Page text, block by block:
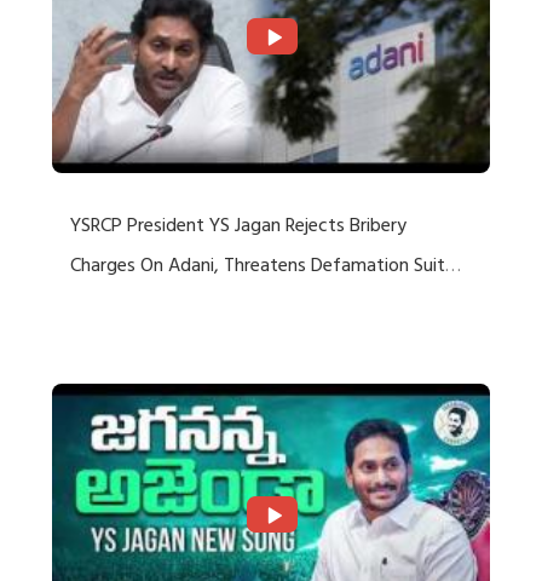
YSRCP President YS Jagan Rejects Bribery
Charges On Adani, Threatens Defamation Suit